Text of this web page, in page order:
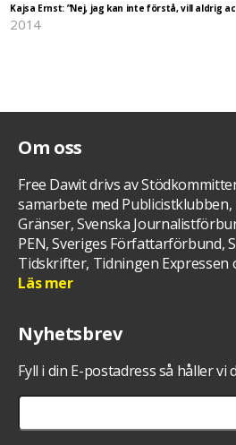
Kajsa Ernst: ”Nej, jag kan inte förstå, vill aldrig
2014
Om oss
Free Dawit drivs av
samarbete med
Gränser, Svenska
PEN, Sveriges Författarförbund,
Tidskrifter, Tidningen Expressen
Läs mer
Nyhetsbrev
Fyll i din E-postadress så håller vi